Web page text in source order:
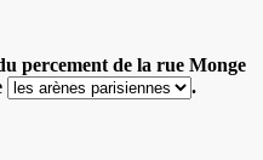
percement de la rue Monge
.